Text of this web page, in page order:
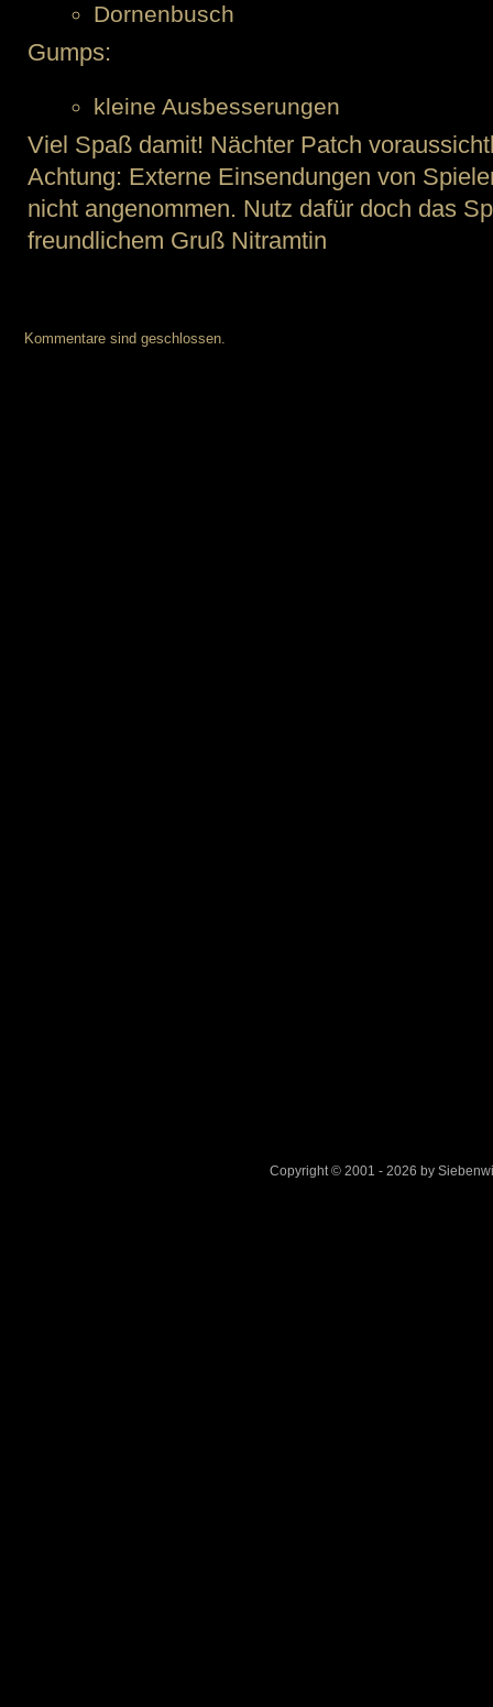
Dornenbusch
Gumps:
kleine Ausbesserungen
Viel Spaß damit! Nächter Patch
Achtung: Externe Einsendungen von
nicht angenommen. Nutz dafür doch das
freundlichem Gruß Nitramtin
Kommentare sind geschlossen.
Copyright © 2001 - 2026 by